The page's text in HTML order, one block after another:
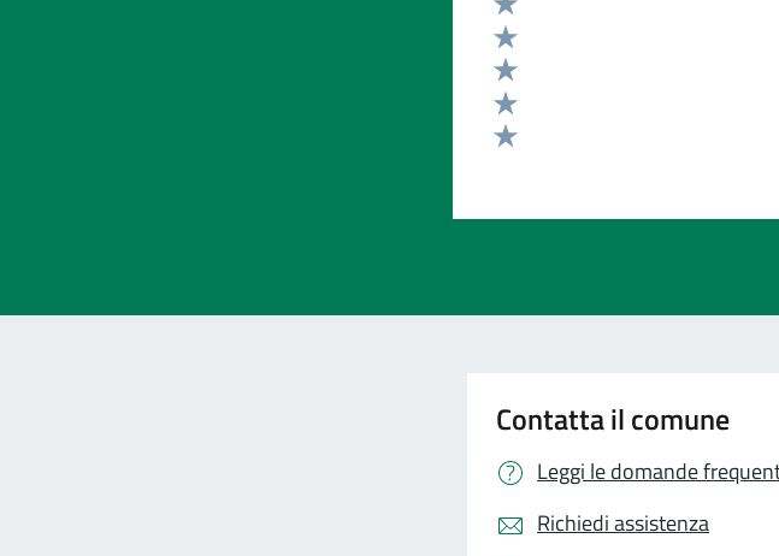
Valuta 5 stelle su 5
Valuta 4 stelle su 5
Valuta 3 stelle su 5
Valuta 2 stelle su 5
Contatta il comune
Leggi le domande
Richiedi assistenza